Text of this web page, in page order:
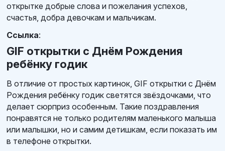
открытке добрые слова и пожелания успехов,
счастья, добра девочкам и мальчикам.
Ссылка:
GIF открытки с Днём Рождения
ребёнку годик
В отличие от простых картинок, GIF открытки с Днём
Рождения ребёнку годик светятся звёздочками, что
делает сюрприз особенным. Такие поздравления
понравятся не только родителям маленького малыша
или малышки, но и самим детишкам, если показать им
в телефоне открытки.